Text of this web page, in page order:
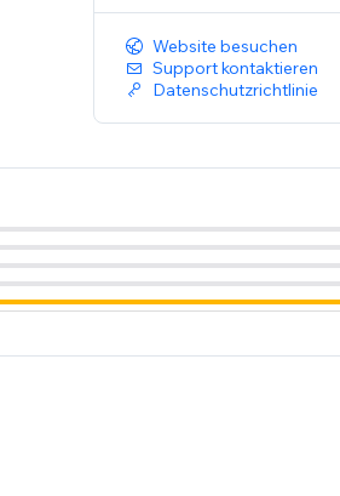
Website besuchen
Support kontaktieren
Datenschutzrichtlinie